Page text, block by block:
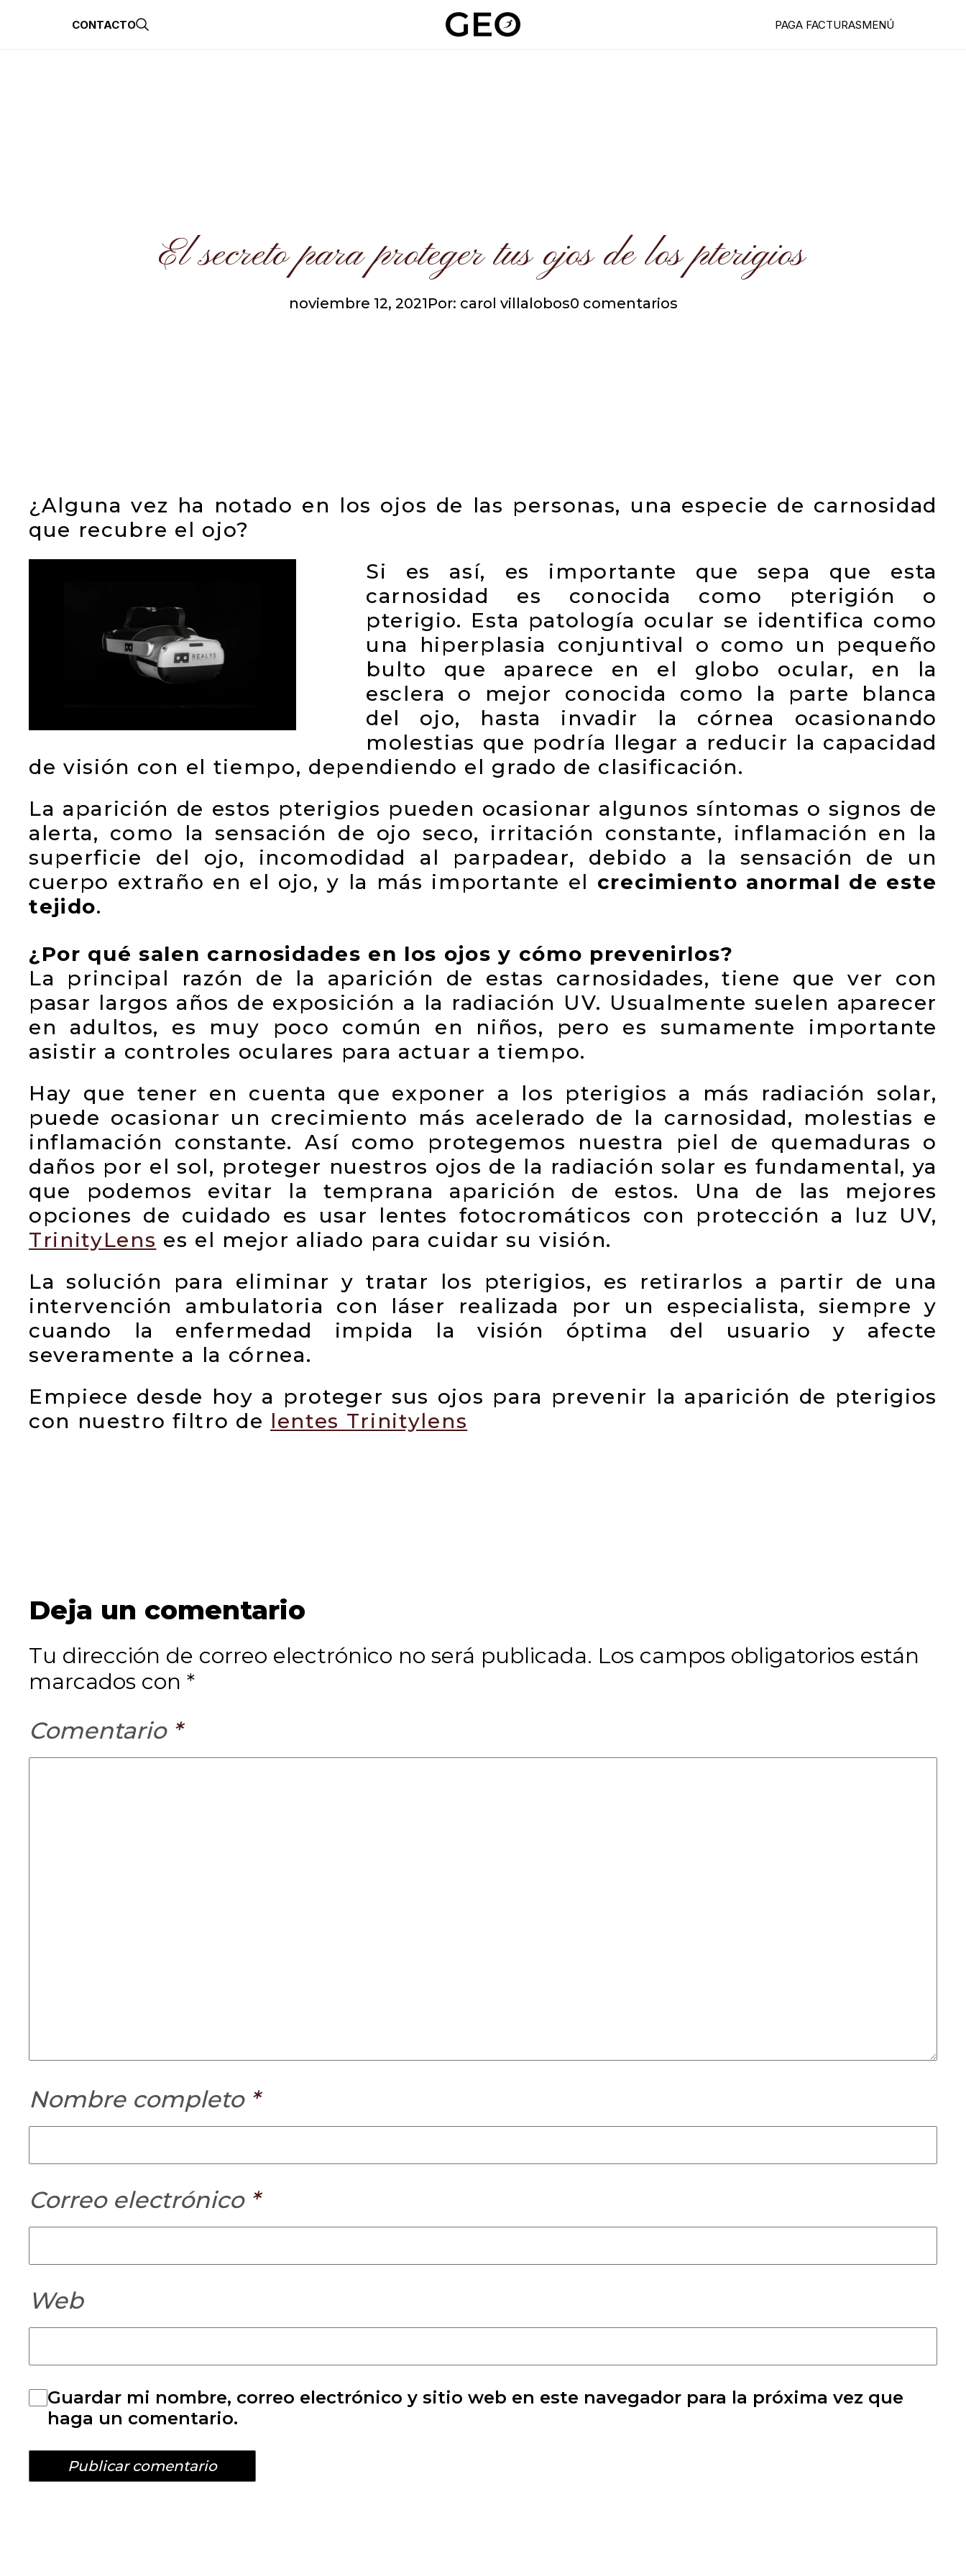
CONTACTO PAGA FACTURASMENÚ
El secreto para proteger tus ojos de los pterigios
noviembre 12, 2021Por: carol villalobos0 comentarios
¿Alguna vez ha notado en los ojos de las personas, una especie de carnosidad
que recubre el ojo?
Si es así, es importante que sepa que esta
carnosidad es conocida como pterigión o
pterigio. Esta patología ocular se identifica como
una hiperplasia conjuntival o como un pequeño
bulto que aparece en el globo ocular, en la
esclera o mejor conocida como la parte blanca
del ojo, hasta invadir la córnea ocasionando
molestias que podría llegar a reducir la capacidad
de visión con el tiempo, dependiendo el grado de clasificación.
La aparición de estos pterigios pueden ocasionar algunos síntomas o signos de
alerta, como la sensación de ojo seco, irritación constante, inflamación en la
superficie del ojo, incomodidad al parpadear, debido a la sensación de un
cuerpo extraño en el ojo, y la más importante el crecimiento anormal de este
tejido.
¿Por qué salen carnosidades en los ojos y cómo prevenirlos?
La principal razón de la aparición de estas carnosidades, tiene que ver con
pasar largos años de exposición a la radiación UV. Usualmente suelen aparecer
en adultos, es muy poco común en niños, pero es sumamente importante
asistir a controles oculares para actuar a tiempo.
Hay que tener en cuenta que exponer a los pterigios a más radiación solar,
puede ocasionar un crecimiento más acelerado de la carnosidad, molestias e
inflamación constante. Así como protegemos nuestra piel de quemaduras o
daños por el sol, proteger nuestros ojos de la radiación solar es fundamental, ya
que podemos evitar la temprana aparición de estos. Una de las mejores
opciones de cuidado es usar lentes fotocromáticos con protección a luz UV,
TrinityLens es el mejor aliado para cuidar su visión.
La solución para eliminar y tratar los pterigios, es retirarlos a partir de una
intervención ambulatoria con láser realizada por un especialista, siempre y
cuando la enfermedad impida la visión óptima del usuario y afecte
severamente a la córnea.
Empiece desde hoy a proteger sus ojos para prevenir la aparición de pterigios
con nuestro filtro de lentes Trinitylens
Deja un comentario
Tu dirección de correo electrónico no será publicada. Los campos obligatorios están
marcados con *
Comentario *
Nombre completo *
Correo electrónico *
Web
Guardar mi nombre, correo electrónico y sitio web en este navegador para la próxima vez que
haga un comentario.